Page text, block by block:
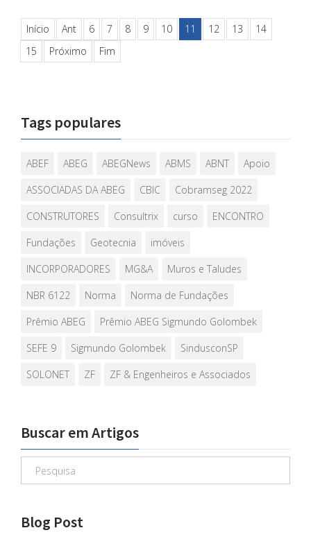
Início Ant 6 7 8 9 10 11 12 13
14
15
Próximo Fim
Tags populares
ABEF ABEG ABEGNews ABMS ABNT
Apoio
ASSOCIADAS DA ABEG
CBIC
Cobramseg 2022
CONSTRUTORES
Consultrix curso
ENCONTRO
Fundações
Geotecnia
imóveis
INCORPORADORES
MG&A
Muros e Taludes
NBR 6122
Norma
Norma de Fundações
Prêmio ABEG
Prêmio ABEG Sigmundo Golombek
SEFE 9
Sigmundo Golombek
SindusconSP
SOLONET
ZF ZF & Engenheiros e Associados
Buscar em Artigos
Blog Post